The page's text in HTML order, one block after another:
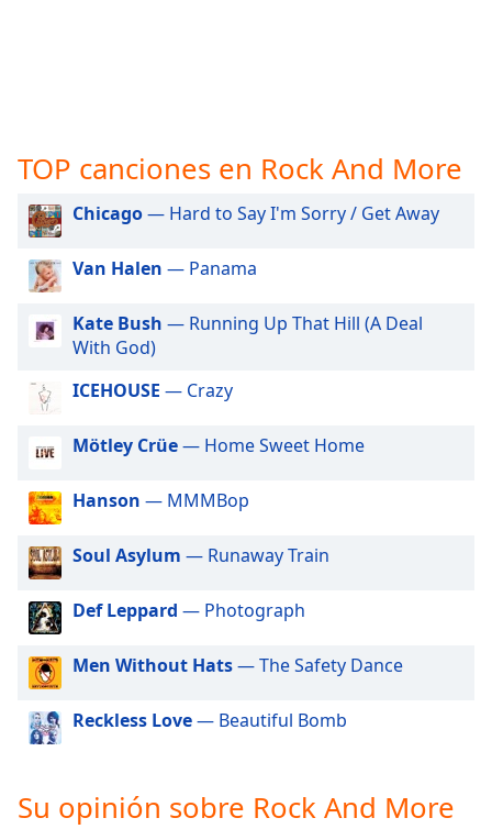
subtitles
dialog
subtitles
off
selected
Audio
Picture-
in-
Fullscreen
modal
window.
Beginning
dialog
window.
Escape
and
close
TOP canciones en Rock And More
Chicago— Hard to Say I'm Sorry / Get Away
Van Halen — Panama
Kate Bush — Running Up That Hill (A Deal
With God)
ICEHOUSE — Crazy
Mötley Crüe— Home Sweet Home
Hanson — MMMBop
Soul Asylum — Runaway Train
Def Leppard — Photograph
Men Without Hats— The Safety Dance
Reckless Love— Beautiful Bomb
Su opinión sobre Rock And More